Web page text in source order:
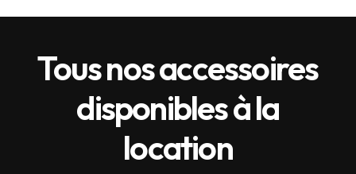
Tous nos accessoires
disponibles à la
location